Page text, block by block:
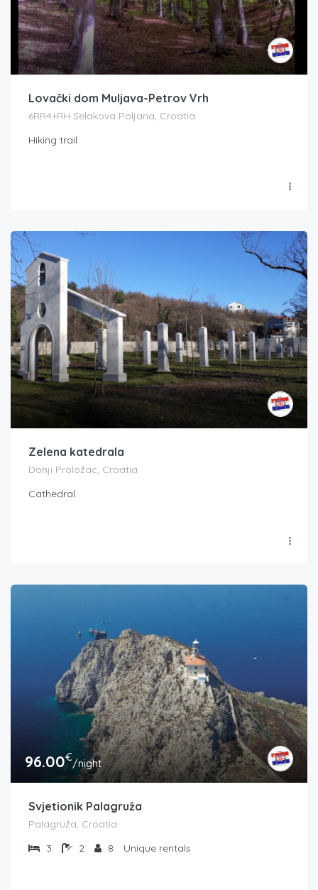
Lovački dom Muljava-Petrov Vrh
6RR4+RH Selakova Poljana, Croatia
Hiking trail
Zelena katedrala
Donji Proložac, Croatia
Cathedral
96.00€/night
Svjetionik Palagruža
Palagruža, Croatia
3
2 8 Unique rentals